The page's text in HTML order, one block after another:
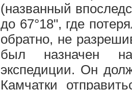
(названный
до 67°18", где
обратно, не
был назначен
экспедиции. Он
Камчатки